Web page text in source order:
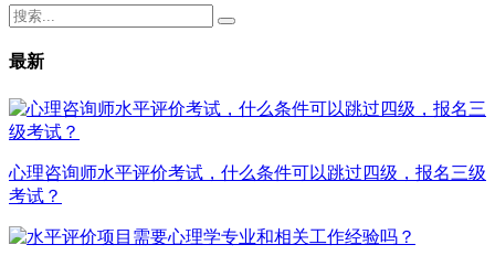
最新
心理咨询师水平评价考试，什么条件可以跳过四级，报名三级
考试？